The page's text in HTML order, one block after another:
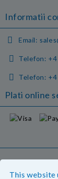
This website
Informatii
Email:
Telefon:
Telefon:
Plati online